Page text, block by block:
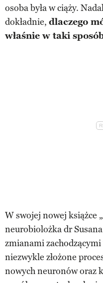
osoba była w ciąży.
dokładnie, dlaczego
właśnie w taki
W swojej nowej książce
neurobiolożka dr
zmianami
niezwykle złożone
nowych neuronów oraz